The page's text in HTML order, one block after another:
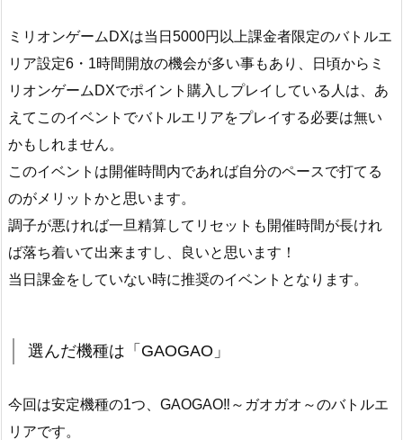
ミリオンゲームDXは当日5000円以上課金者限定のバトルエ
リア設定6・1時間開放の機会が多い事もあり、日頃からミ
リオンゲームDXでポイント購入しプレイしている人は、あ
えてこのイベントでバトルエリアをプレイする必要は無い
かもしれません。
このイベントは開催時間内であれば自分のペースで打てる
のがメリットかと思います。
調子が悪ければ一旦精算してリセットも開催時間が長けれ
ば落ち着いて出来ますし、良いと思います！
当日課金をしていない時に推奨のイベントとなります。
選んだ機種は「GAOGAO」
今回は安定機種の1つ、GAOGAO‼～ガオガオ～のバトルエ
リアです。